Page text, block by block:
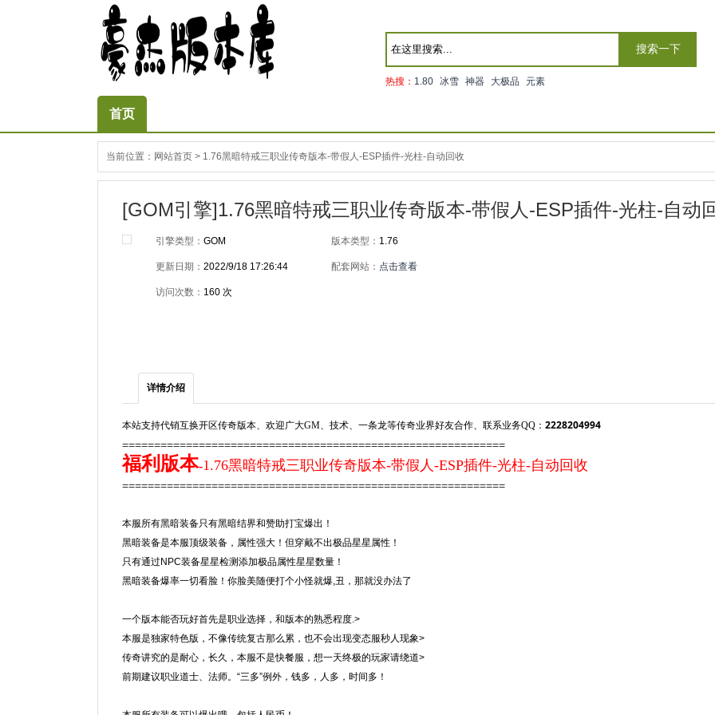
搜索一下
热搜： 1.80 冰雪 神器 大极品 元素
首页
当前位置： 网站首页 > 1.76黑暗特戒三职业传奇版本-带假人-ESP插件-光柱-自动回收
[GOM引擎]1.76黑暗特戒三职业传奇版本-带假人-ESP插件-光柱-自动
引擎类型： GOM 版本类型： 1.76
更新日期： 2022/9/18 17:26:44 配套网站： 点击查看
访问次数： 160 次
详情介绍
本站支持代销互换开区传奇版本、欢迎广大GM、技术、一条龙等传奇业界好友合作、联系业务QQ： 2228204994
============================================================
福利版本-1.76黑暗特戒三职业传奇版本-带假人-ESP插件-光柱-自动回收
============================================================
本服所有黑暗装备只有黑暗结界和赞助打宝爆出！
黑暗装备是本服顶级装备，属性强大！但穿戴不出极品星星属性！
只有通过NPC装备星星检测添加极品属性星星数量！
黑暗装备爆率一切看脸！你脸美随便打个小怪就爆,丑，那就没办法了
一个版本能否玩好首先是职业选择，和版本的熟悉程度.>
本服是独家特色版，不像传统复古那么累，也不会出现变态服秒人现象>
传奇讲究的是耐心，长久，本服不是快餐服，想一天终极的玩家请绕道>
前期建议职业道士、法师。“三多”例外，钱多，人多，时间多！